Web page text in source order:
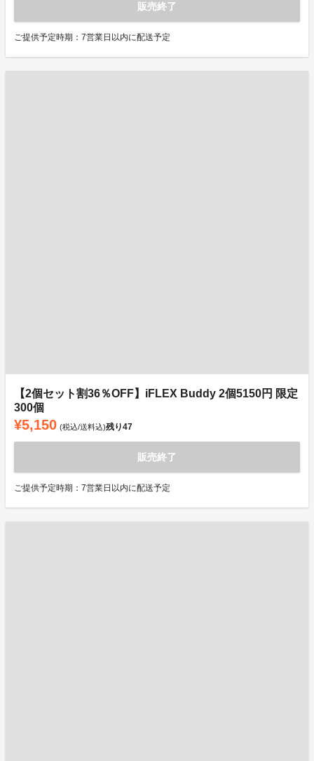
販売終了
ご提供予定時期：7営業日以内に配送予定
【2個セット割36％OFF】iFLEX Buddy 2個5150円 限定
300個
¥5,150 (税込/送料込)残り47
販売終了
ご提供予定時期：7営業日以内に配送予定